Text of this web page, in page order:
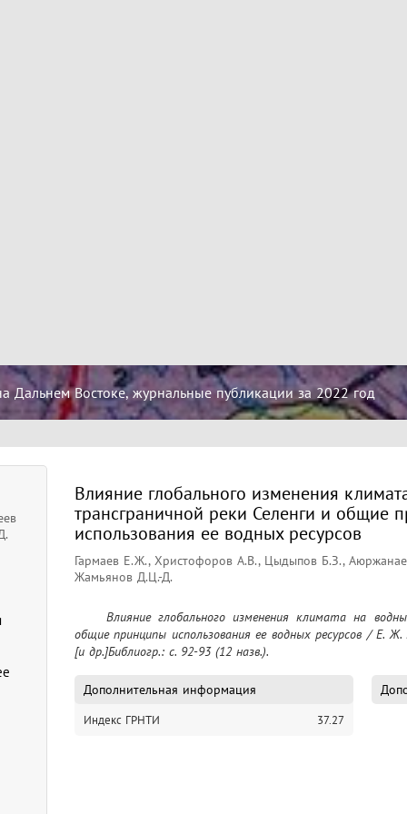
Дальнем Востоке, журнальные публикации за 2022 год
Влияние глобального изменения
трансграничной реки Селенги и общие
использования ее водных ресурсов
Гармаев Е.Ж., Христофоров А.В., Цыдыпов Б.З.,
Жамьянов Д.Ц.-Д.
	Влияние глобального изменения климата на водный сток трансграничной реки Селенги и
общие принципы использования ее водных ресурсов / Е.
[и др.]Библиогр.: с. 92-93 (12 назв.).
Дополнительная информация
Индекс ГРНТИ 37.27